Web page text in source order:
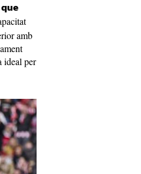
que
amb
ideal per